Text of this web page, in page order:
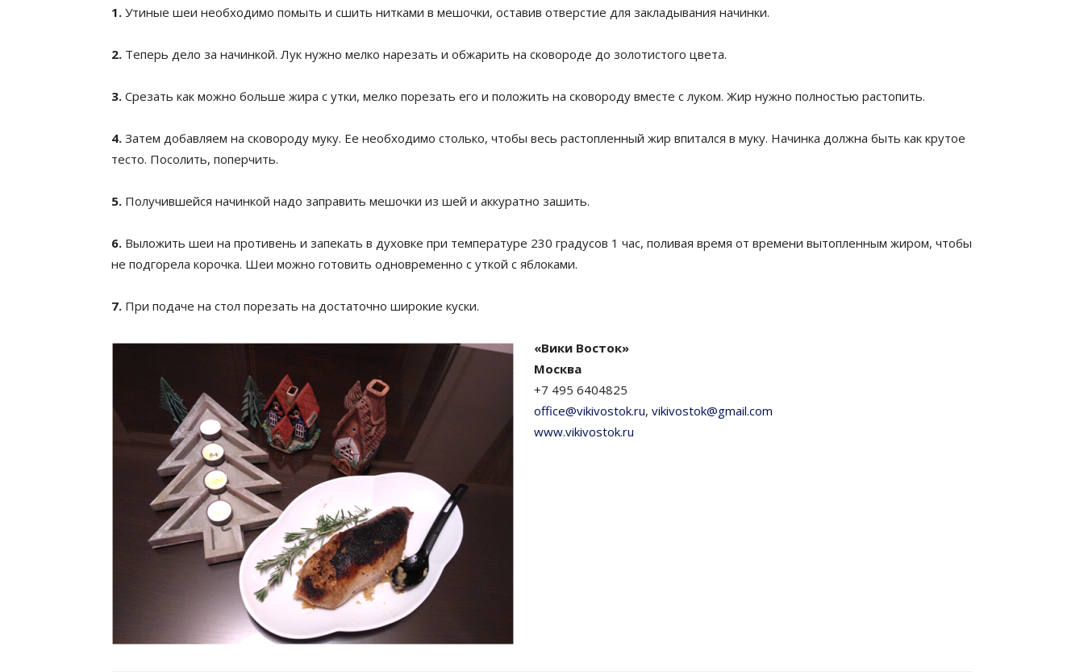
1. Утиные шеи необходимо помыть и сшить нитками в мешочки, оставив отверстие для закладывания начинки.
2. Теперь дело за начинкой. Лук нужно мелко нарезать и обжарить на сковороде до золотистого цвета.
3. Срезать как можно больше жира с утки, мелко порезать его и положить на сковороду вместе с луком. Жир нужно полностью растопить.
4. Затем добавляем на сковороду муку. Ее необходимо столько, чтобы весь растопленный жир впитался в муку. Начинка должна быть как крутое
тесто. Посолить, поперчить.
5. Получившейся начинкой надо заправить мешочки из шей и аккуратно зашить.
6. Выложить шеи на противень и запекать в духовке при температуре 230 градусов 1 час, поливая время от времени вытопленным жиром, чтобы
не подгорела корочка. Шеи можно готовить одновременно с уткой с яблоками.
7. При подаче на стол порезать на достаточно широкие куски.
«Вики Восток»
Москва
+7 495 6404825
office@vikivostok.ru, vikivostok@gmail.com
www.vikivostok.ru